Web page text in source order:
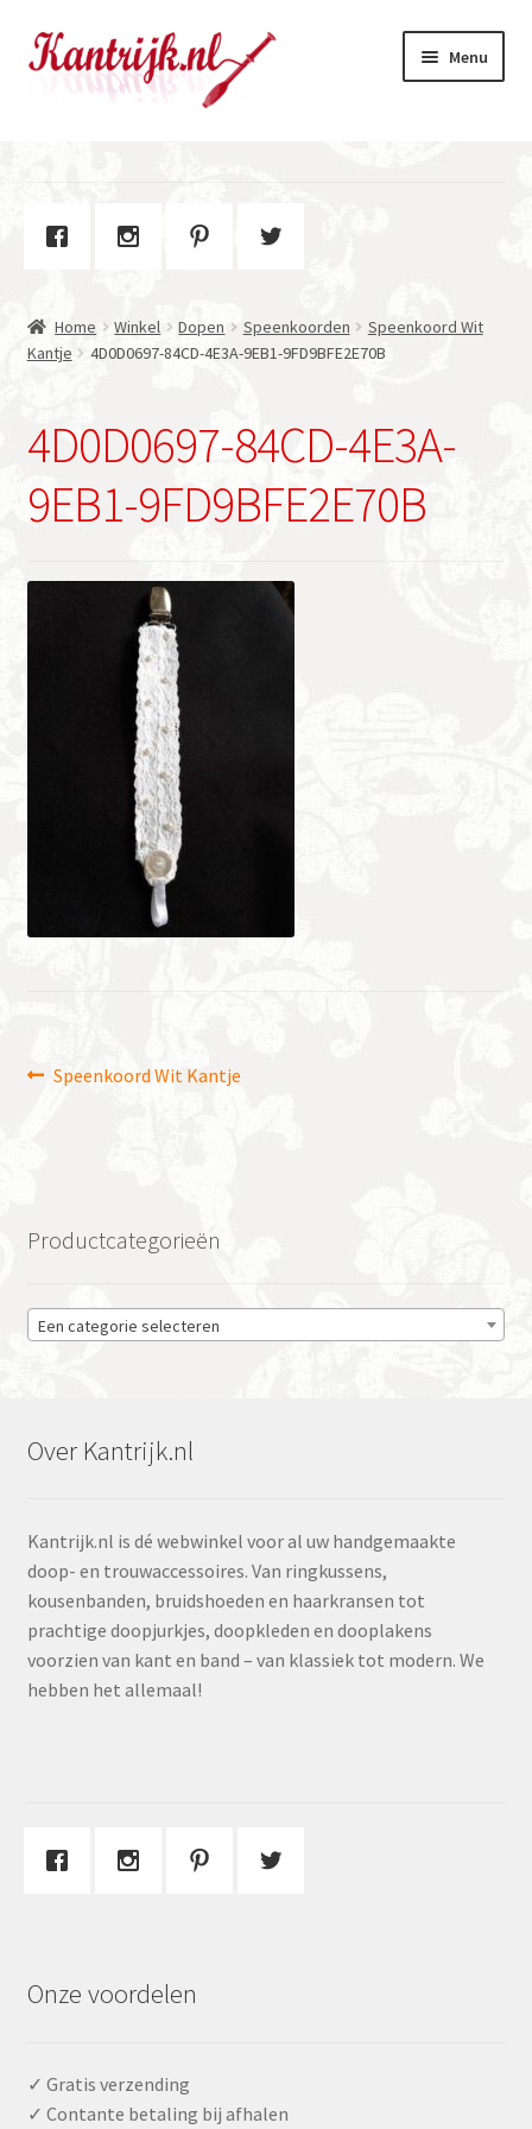
Ga
door
Ga
naar
Menu
Contact
Home Winkel Dopen Speenkoorden
Speenkoord Wit
Kantje
4D0D0697-84CD-4E3A-9EB1-9FD9BFE2E70B
4D0D0697-84CD-4E3A-
9EB1-9FD9BFE2E70B
Bericht
Vorig
Speenkoord Wit Kantje
Productcategorieën
Een categorie selecteren
Over Kantrijk.nl
Kantrijk.nl is dé webwinkel voor al uw handgemaakte
doop- en trouwaccessoires. Van ringkussens,
kousenbanden, bruidshoeden en haarkransen tot
prachtige doopjurkjes, doopkleden en dooplakens
voorzien van kant en band – van klassiek tot modern. We
hebben het allemaal!
Onze voordelen
✓ Gratis verzending
✓ Contante betaling bij afhalen